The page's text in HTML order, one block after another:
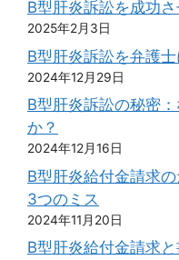
B型肝炎訴訟を成功
2025年2月3日
B型肝炎訴訟を弁護
2024年12月29日
B型肝炎訴訟の秘密
か？
2024年12月16日
B型肝炎給付金請求
3つのミス
2024年11月20日
B型肝炎給付金請求